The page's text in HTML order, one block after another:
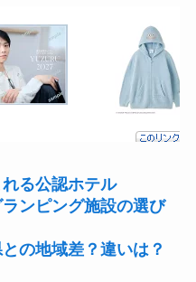
る公認ホテル
ンピング施設の選び
の地域差？違いは？